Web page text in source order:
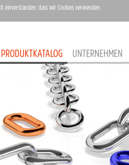
PRODUKTKATALOG UNTERNEHMEN
einverstanden, dass wir Cookies verwenden.